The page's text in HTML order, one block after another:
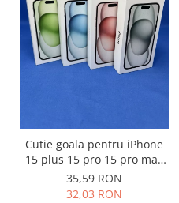
HTC
Iphone
Philips
Sony
Touchscreen Huawei
Touchscreen Lenovo
Cutie goala pentru iPhone
15 plus 15 pro 15 pro max
originala
35,59 RON
32,03 RON